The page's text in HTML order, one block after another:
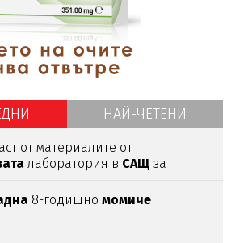
НАЙ-ЧЕТЕНИ
от материалите от
лаборатория в САЩ за
8-годишномомиче